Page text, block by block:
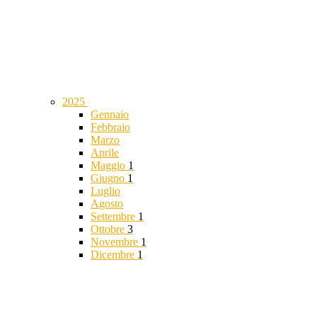
2025
Gennaio
Febbraio
Marzo
Aprile
Maggio 1
Giugno 1
Luglio
Agosto
Settembre 1
Ottobre 3
Novembre 1
Dicembre 1